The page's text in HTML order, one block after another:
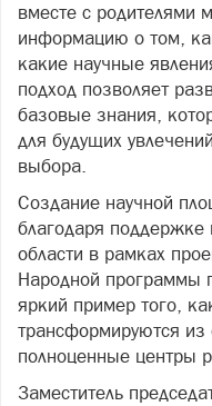
вместе с родителями
информацию о том,
какие научные
подход позволяет
базовые знания,
для будущих
выбора.
Создание научной
благодаря поддержке
области в рамках
Народной программы
яркий пример того,
трансформируются
полноценные центры
Заместитель